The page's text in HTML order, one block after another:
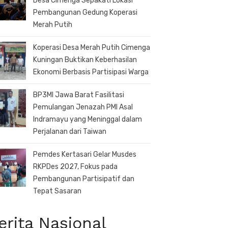
Pembangunan Gedung Koperasi
Merah Putih
Koperasi Desa Merah Putih Cimenga
Kuningan Buktikan Keberhasilan
Ekonomi Berbasis Partisipasi Warga
BP3MI Jawa Barat Fasilitasi
Pemulangan Jenazah PMI Asal
Indramayu yang Meninggal dalam
Perjalanan dari Taiwan
Pemdes Kertasari Gelar Musdes
RKPDes 2027, Fokus pada
Pembangunan Partisipatif dan
Tepat Sasaran
Nasional